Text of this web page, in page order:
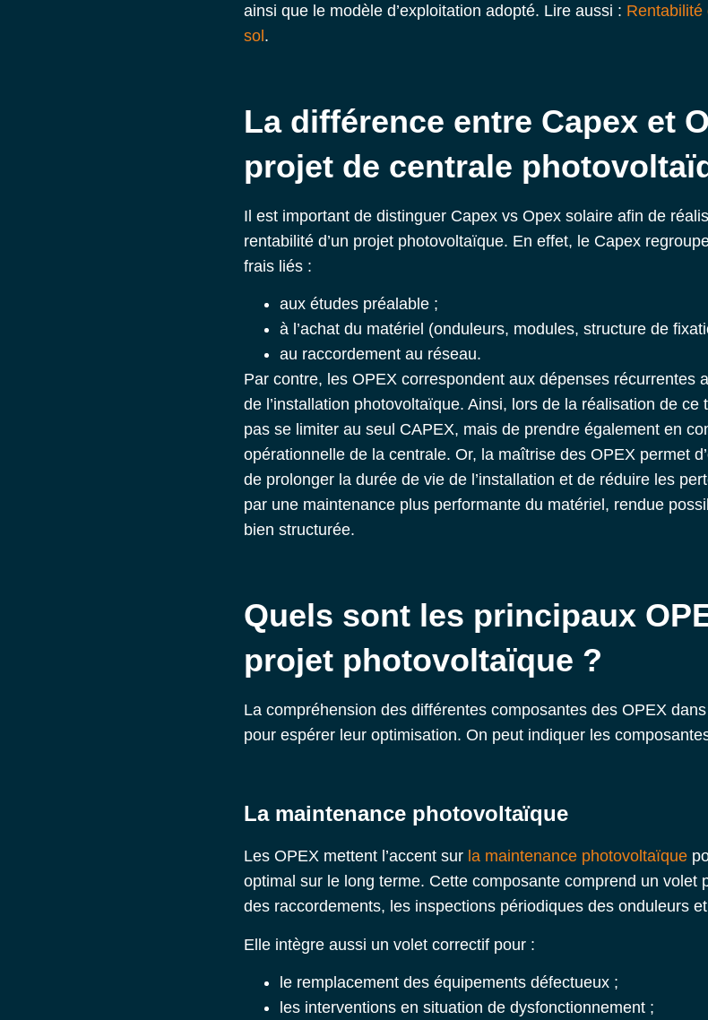
ainsi que le modèle d’exploitation adopté. Lire aussi : Rentabilité
sol.
La différence entre Capex et
projet de centrale
Il est important de distinguer Capex vs Opex solaire afin de
rentabilité d’un projet photovoltaïque. En effet, le Capex
frais liés :
aux études préalable ;
à l’achat du matériel (onduleurs, modules, structure de
au raccordement au réseau.
Par contre, les OPEX correspondent aux dépenses récurrentes
de l’installation photovoltaïque. Ainsi, lors de la réalisation de
pas se limiter au seul CAPEX, mais de prendre également en
opérationnelle de la centrale. Or, la maîtrise des OPEX permet
de prolonger la durée de vie de l’installation et de réduire les
par une maintenance plus performante du matériel, rendue
bien structurée.
Quels sont les principaux
projet photovoltaïque ?
La compréhension des différentes composantes des OPEX
pour espérer leur optimisation. On peut indiquer les
La maintenance photovoltaïque
Les OPEX mettent l’accent sur la maintenance photovoltaïque
optimal sur le long terme. Cette composante comprend un volet
des raccordements, les inspections périodiques des onduleurs
Elle intègre aussi un volet correctif pour :
le remplacement des équipements défectueux ;
les interventions en situation de dysfonctionnement ;